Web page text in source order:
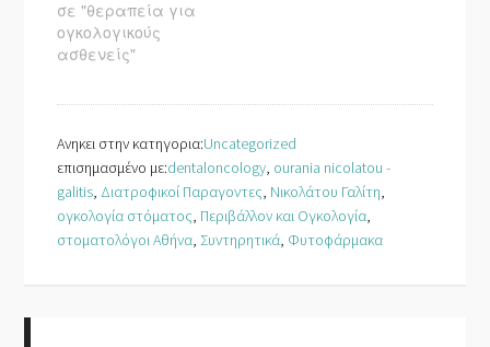
σε "θεραπεία για
ογκολογικούς
ασθενείς"
Ανηκει στην κατηγορια:Uncategorized
επισημασμένο με:dentaloncology, ourania nicolatou -
galitis, Διατροφικοί Παραγοντες, Νικολάτου Γαλίτη,
ογκολογία στόματος, Περιβάλλον και Ογκολογία,
στοματολόγοι Αθήνα, Συντηρητικά, Φυτοφάρμακα